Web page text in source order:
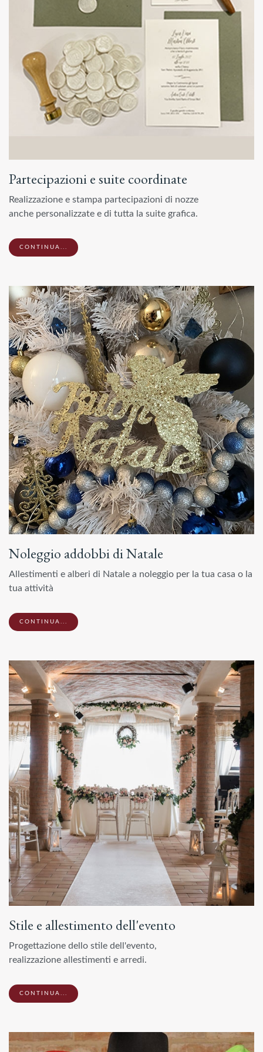
Partecipazioni e suite coordinate
Realizzazione e stampa partecipazioni di nozze
anche personalizzate e di tutta la suite grafica.
CONTINUA...
Noleggio addobbi di Natale
Allestimenti e alberi di Natale a noleggio per la tua casa o la
tua attività
CONTINUA...
Stile e allestimento dell'evento
Progettazione dello stile dell'evento,
realizzazione allestimenti e arredi.
CONTINUA...